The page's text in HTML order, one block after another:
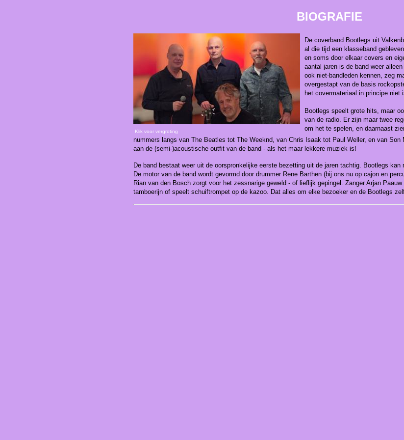
BIOGRAFIE
Klik voor vergroting
De coverband Bootlegs uit
al die tijd een klasseband
en soms door elkaar covers en
aantal jaren is de band weer
ook niet-bandleden kennen, zeg
overgestapt van de basis
het covermateriaal in principe niet
Bootlegs speelt grote hits, maar
van de radio. Er zijn maar twee
om het te spelen, en daarnaast
nummers langs van The Beatles tot The Weeknd, van Chris Isaak tot Paul Weller, en van Son
aan de (semi-)acoustische outfit van de band - als het maar lekkere muziek is!
De band bestaat weer uit de oorspronkelijke eerste bezetting uit de jaren tachtig. Bootlegs kan
De motor van de band wordt gevormd door drummer Rene Barthen (bij ons nu op cajon en
Rian van den Bosch zorgt voor het zessnarige geweld - of lieflijk gepingel. Zanger Arjan
tamboerijn of speelt schuiftrompet op de kazoo. Dat alles om elke bezoeker en de Bootlegs